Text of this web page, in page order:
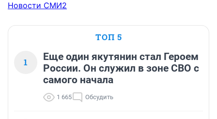
Новости СМИ2
ТОП 5
1
Еще один якутянин стал Героем
России. Он служил в зоне СВО с
самого начала
1 665 Обсудить